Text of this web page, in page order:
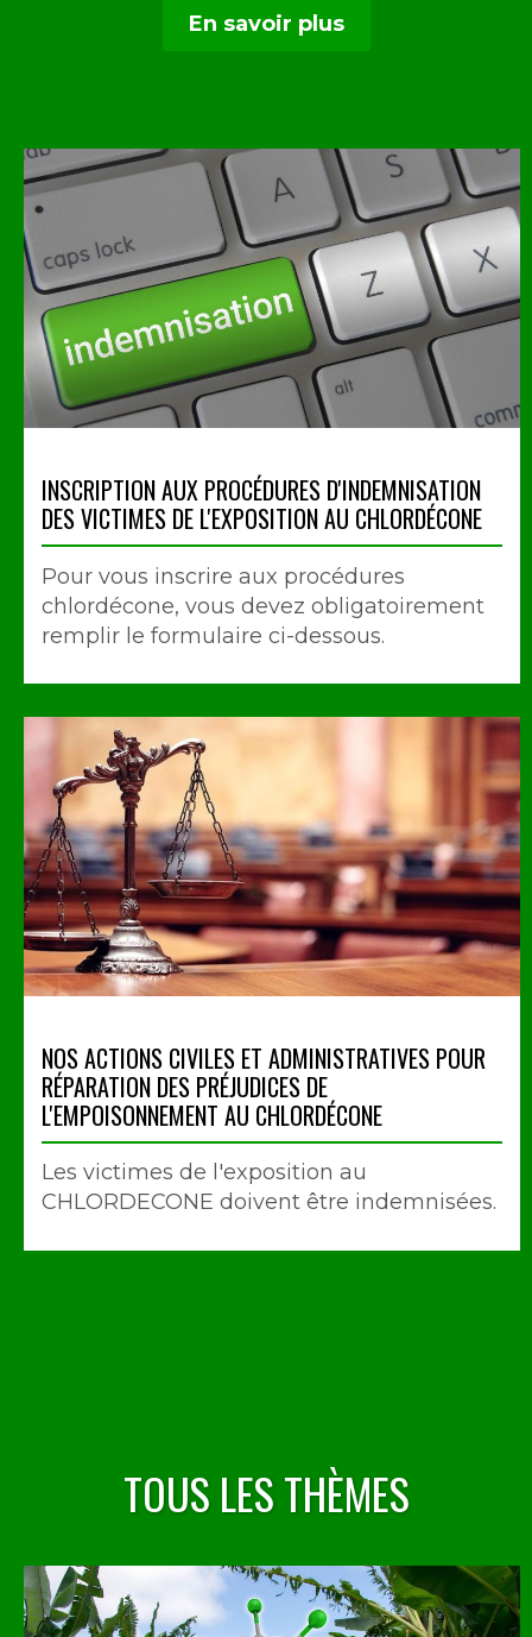
En savoir plus
INSCRIPTION AUX PROCÉDURES D'INDEMNISATION
DES VICTIMES DE L'EXPOSITION AU CHLORDÉCONE
Pour vous inscrire aux procédures
chlordécone, vous devez obligatoirement
remplir le formulaire ci-dessous.
NOS ACTIONS CIVILES ET ADMINISTRATIVES POUR
RÉPARATION DES PRÉJUDICES DE
L'EMPOISONNEMENT AU CHLORDÉCONE
Les victimes de l'exposition au
CHLORDECONE doivent être indemnisées.
TOUS LES THÈMES